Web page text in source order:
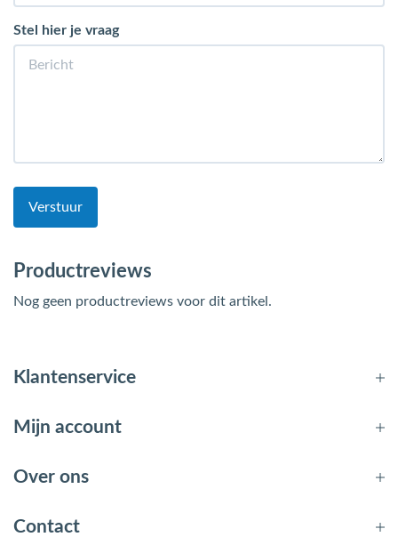
Stel hier je vraag
Verstuur
Productreviews
Nog geen productreviews voor dit artikel.
Klantenservice
Mijn account
Over ons
Contact